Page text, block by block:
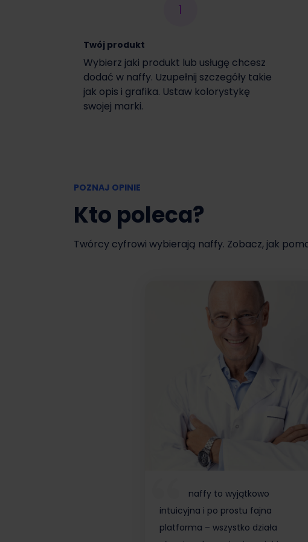
Włącz czasową promocję
1
Twój produkt
Wybierz jaki produkt lub usługę chcesz
dodać w naffy. Uzupełnij szczegóły takie
jak opis i grafika. Ustaw kolorystykę
swojej marki.
POZNAJ OPINIE
Kto poleca?
Twórcy cyfrowi wybierają naffy. Zobacz, jak
naffy to wyjątkowo
intuicyjna i po prostu fajna
platforma – wszystko działa